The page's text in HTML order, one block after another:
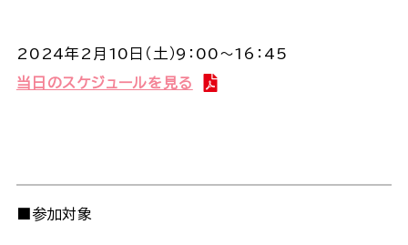
2024年2月10日（土）9：00～16：45
当日のスケジュールを見る
■参加対象